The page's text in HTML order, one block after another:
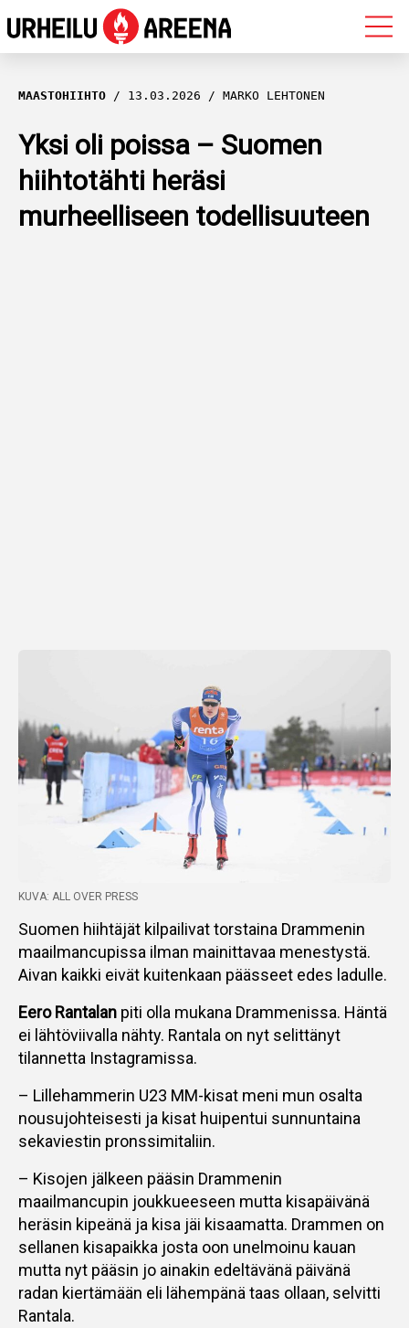
OLYMPIALAISET
MAASTOHIIHTO
AMPUMAHIIHTO
YLEISURHEILU
MAASTOHIIHTO 13.03.2026 MARKO LEHTONEN
Yksi oli poissa – Suomen
hiihtotähti heräsi
murheelliseen todellisuuteen
KUVA: ALL OVER PRESS
Suomen hiihtäjät kilpailivat torstaina Drammenin
maailmancupissa ilman mainittavaa menestystä.
Aivan kaikki eivät kuitenkaan päässeet edes ladulle.
Eero Rantalan piti olla mukana Drammenissa. Häntä
ei lähtöviivalla nähty. Rantala on nyt selittänyt
tilannetta Instagramissa.
– Lillehammerin U23 MM-kisat meni mun osalta
nousujohteisesti ja kisat huipentui sunnuntaina
sekaviestin pronssimitaliin.
– Kisojen jälkeen pääsin Drammenin
maailmancupin joukkueeseen mutta kisapäivänä
heräsin kipeänä ja kisa jäi kisaamatta. Drammen on
sellanen kisapaikka josta oon unelmoinu kauan
mutta nyt pääsin jo ainakin edeltävänä päivänä
radan kiertämään eli lähempänä taas ollaan, selvitti
Rantala.